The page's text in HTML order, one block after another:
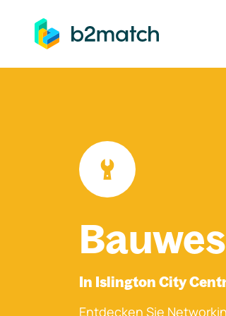
springen
In Islington City
Entdecken Sie